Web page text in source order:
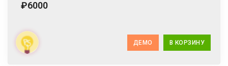
₽6000
ДЕМО В КОРЗИНУ